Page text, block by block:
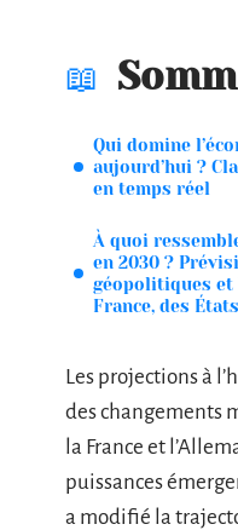
Qui domine
aujourd’hui ?
en temps réel
À quoi
en 2030 ?
géopolitiques et
France, des
Les projections à
des changements
la France et
puissances
a modifié la